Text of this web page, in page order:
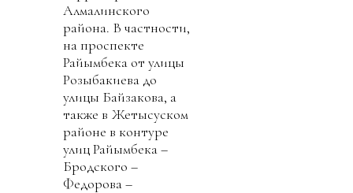
Алмалинского
района. В частности,
на проспекте
Райымбека от улицы
Розыбакиева до
улицы Байзакова, а
также в Жетысуском
районе в контуре
улиц Райымбека –
Бродского –
Федорова –